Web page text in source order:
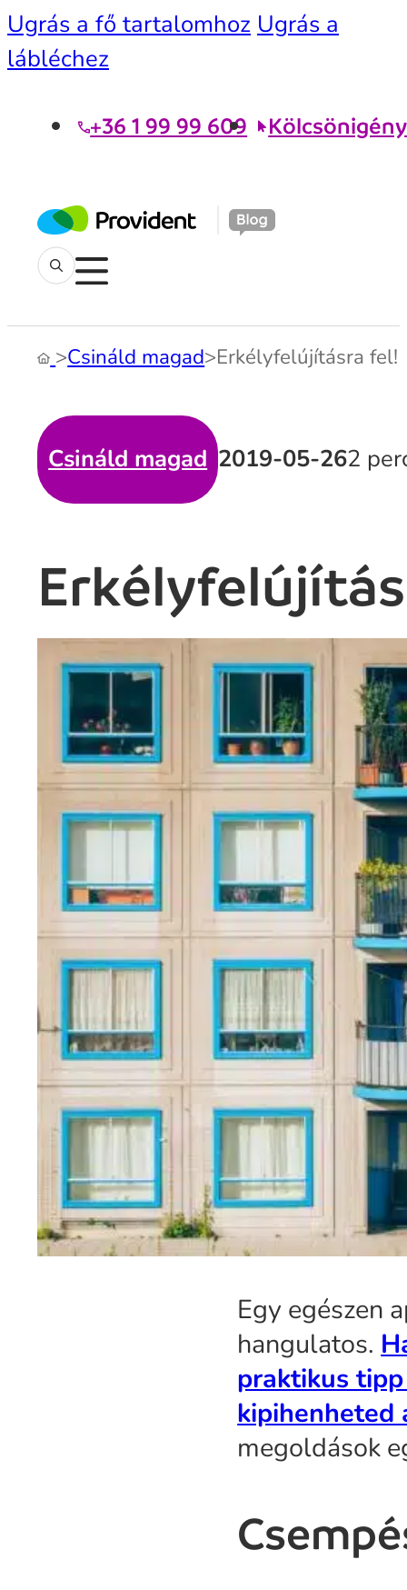
Ugrás a fő tartalomhoz Ugrás a
lábléchez
+36 1 99 99 609
>Csináld magad>Erkélyfelújításra fel!
Csináld magad 2019-05-262
Egy egészen
hangulatos.
praktikus
kipihenheted
megoldások